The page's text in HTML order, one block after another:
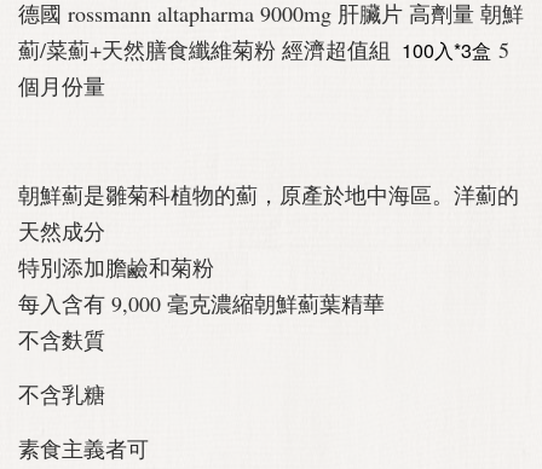
德國 rossmann altapharma 9000mg 肝臟片 高劑量 朝鮮
薊/菜薊+天然膳食纖維菊粉 經濟超值組 100入*3盒 5
個月份量
朝鮮薊是雛菊科植物的薊，原產於地中海區。洋薊的
天然成分
特別添加膽鹼和菊粉
每入含有 9,000 毫克濃縮朝鮮薊葉精華
不含麩質
不含乳糖
素食主義者可